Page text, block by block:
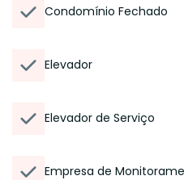
Condomínio Fechado
Elevador
Elevador de Serviço
Empresa de